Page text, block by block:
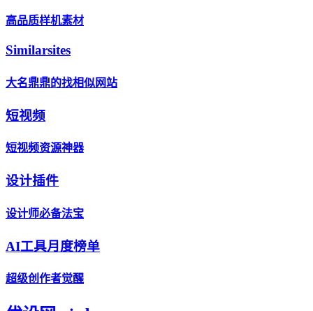
高品质样机素材
Similarsites
大名鼎鼎的找相似网站
短视频
短视频资源神器
设计插件
设计师必备法宝
AI工具月度榜单
超级创作者觉醒